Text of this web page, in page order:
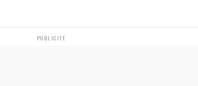
PUBLICITÉ